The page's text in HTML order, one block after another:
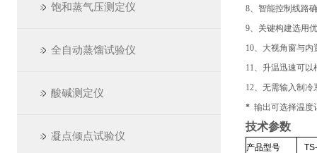
饱和蒸气压测定仪
全自动蒸馏试验仪
酸碱测定仪
凝点倾点试验仪
8、 智能控制线路
9、
关键构建选用
10、
大视角窗与内
11、升温迅速可以
12、无需输入制冷
*输出可选择温度
技术参数
产品型号